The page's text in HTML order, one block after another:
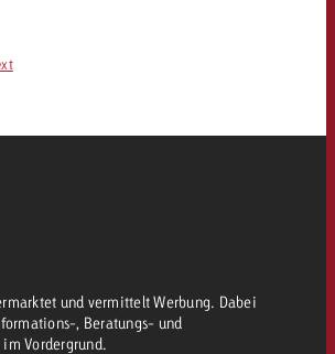
und vermittelt Werbung. Dabei
, Beratungs- und
im Vordergrund.